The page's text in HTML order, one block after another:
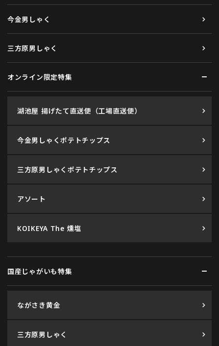
今金男しゃく
三方原男しゃく
オンライン限定特集
湖池屋 揚げたて直送便（工場直送便）
今金男しゃくポテトチップス
三方原男しゃくポテトチップス
アソート
KOIKEYA The 燻塩
国産じゃがいも特集
ながさき黄金
三方原男しゃく